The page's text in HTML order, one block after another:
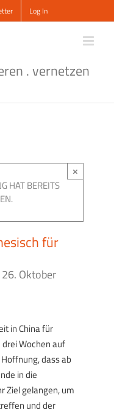
Log In
. vernetzen
×
HAT BEREITS
für
26. Oktober
in China für
Wochen auf
dass ab
in die
Ziel gelangen, um
und der